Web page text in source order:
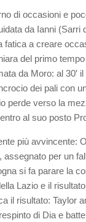
di occasioni e
da Ianni (Sarri
fatica a creare
del primo
da Moro: al 30′
dei pali con
perde verso la
al suo posto
più avvincente:
assegnato per un
si fa parare la
Lazio e il
il risultato: Taylor
di Dia e